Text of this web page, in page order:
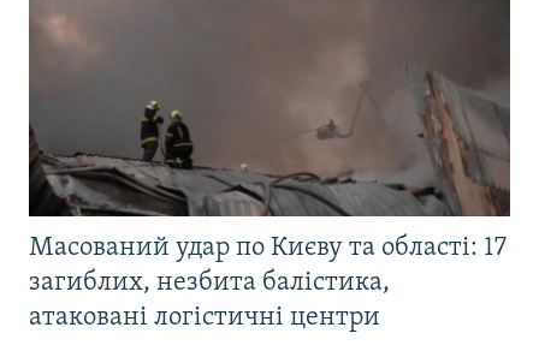
Масований удар по Києву та області: 17
загиблих, незбита балістика,
атаковані логістичні центри